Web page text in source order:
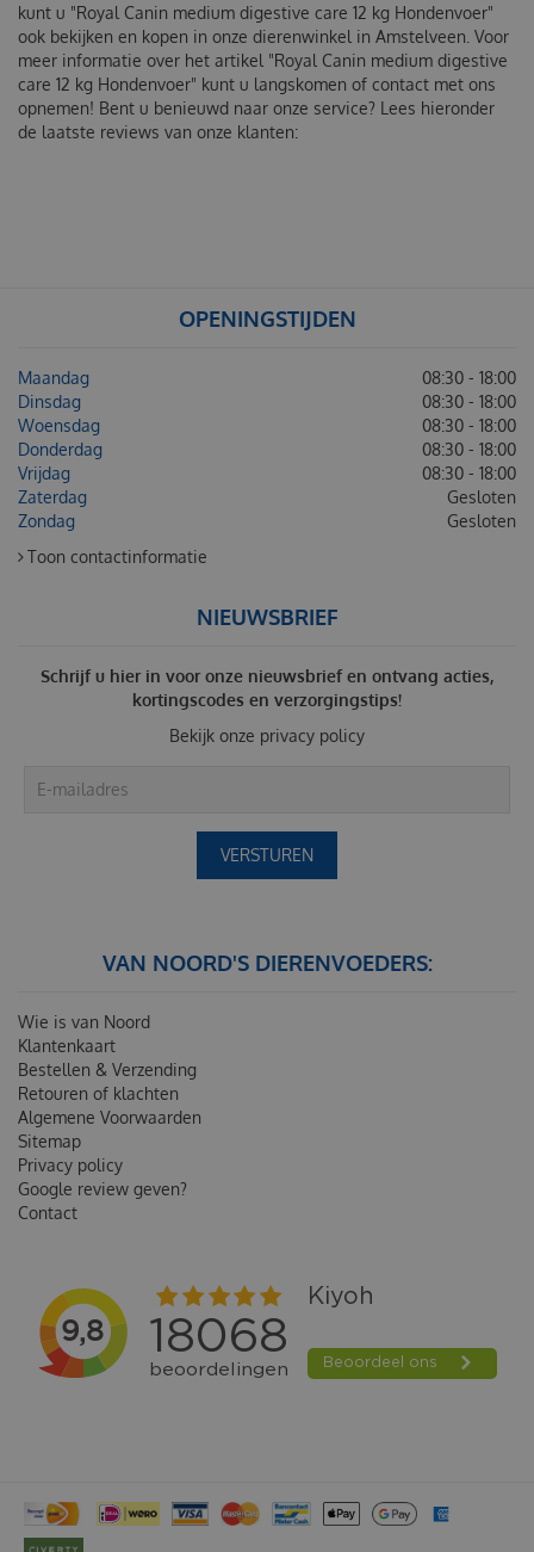
kunt u "Royal Canin medium digestive care 12 kg Hondenvoer"
ook bekijken en kopen in onze dierenwinkel in Amstelveen. Voor
meer informatie over het artikel "Royal Canin medium digestive
care 12 kg Hondenvoer" kunt u langskomen of contact met ons
opnemen! Bent u benieuwd naar onze service? Lees hieronder
de laatste reviews van onze klanten:
OPENINGSTIJDEN
Maandag
08:30 - 18:00
Dinsdag
08:30 - 18:00
Woensdag
08:30 - 18:00
Donderdag
08:30 - 18:00
Vrijdag
08:30 - 18:00
Zaterdag
Gesloten
Zondag
Gesloten
Toon contactinformatie
NIEUWSBRIEF
Schrijf u hier in voor onze nieuwsbrief en ontvang acties,
kortingscodes en verzorgingstips!
Bekijk onze privacy policy
VAN NOORD'S DIERENVOEDERS:
Wie is van Noord
Klantenkaart
Bestellen & Verzending
Retouren of klachten
Algemene Voorwaarden
Sitemap
Privacy policy
Google review geven?
Contact